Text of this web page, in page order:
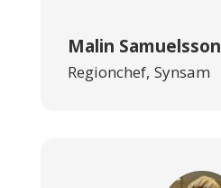
Malin Samuelsson
Regionchef, Synsam